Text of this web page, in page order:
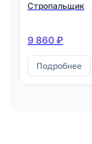
Стропальщик
9 860 ₽
Подробнее